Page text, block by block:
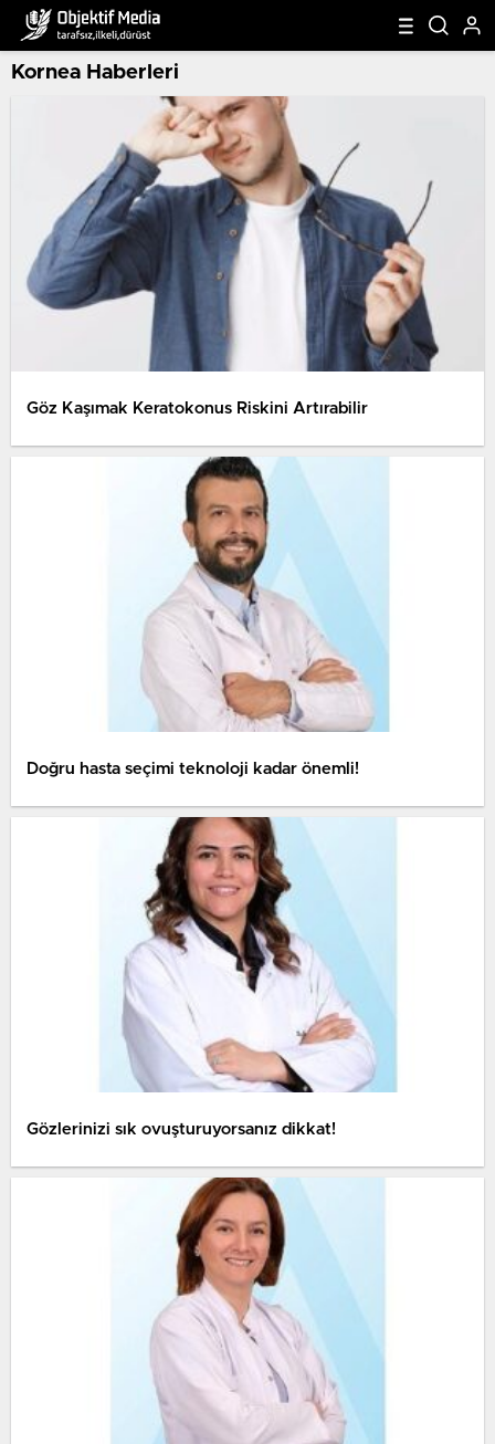
Kornea Haberleri
Göz Kaşımak Keratokonus Riskini Artırabilir
Doğru hasta seçimi teknoloji kadar önemli!
Gözlerinizi sık ovuşturuyorsanız dikkat!